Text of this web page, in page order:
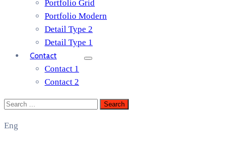
Portfolio Grid
Portfolio Modern
Detail Type 2
Detail Type 1
Contact
Contact 1
Contact 2
Eng